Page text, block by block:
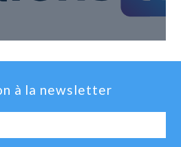
à la newsletter